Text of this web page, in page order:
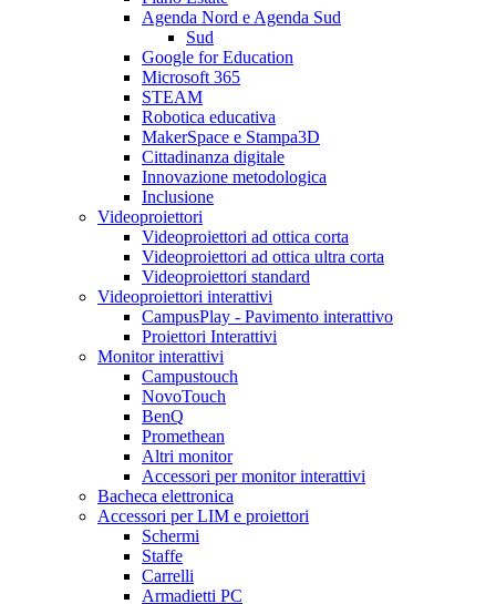
Agenda Nord e Agenda Sud
Sud
Google for Education
Microsoft 365
STEAM
Robotica educativa
MakerSpace e Stampa3D
Cittadinanza digitale
Innovazione metodologica
Inclusione
Videoproiettori
Videoproiettori ad ottica corta
Videoproiettori ad ottica ultra corta
Videoproiettori standard
Videoproiettori interattivi
CampusPlay - Pavimento interattivo
Proiettori Interattivi
Monitor interattivi
Campustouch
NovoTouch
BenQ
Promethean
Altri monitor
Accessori per monitor interattivi
Bacheca elettronica
Accessori per LIM e proiettori
Schermi
Staffe
Carrelli
Armadietti PC